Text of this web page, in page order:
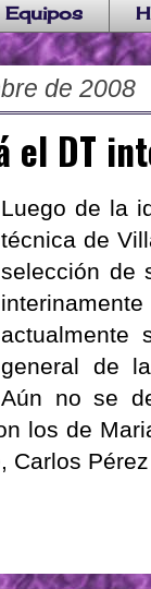
Equipos
de 2008
el DT
Luego de la
técnica de
selección de
actualmente
general de
Aún no se
los de
Carlos Pérez